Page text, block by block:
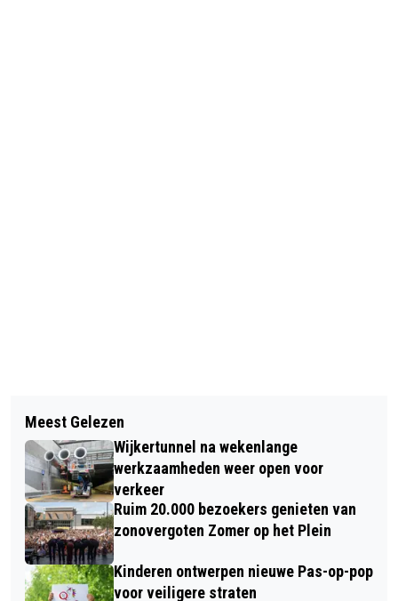
LAATSTE WEEK ZOMERVAKANTIE
MET SAIL EN BLOEIENDE HEI TOP
VOOR FOTOGRAFIELIEFHEBBERS
AZ LAAT PUNTEN LIGGEN IN
VOLENDAM: 2-2
Meest Gelezen
Wijkertunnel na wekenlange
werkzaamheden weer open voor
verkeer
Ruim 20.000 bezoekers genieten van
zonovergoten Zomer op het Plein
Kinderen ontwerpen nieuwe Pas-op-pop
voor veiligere straten